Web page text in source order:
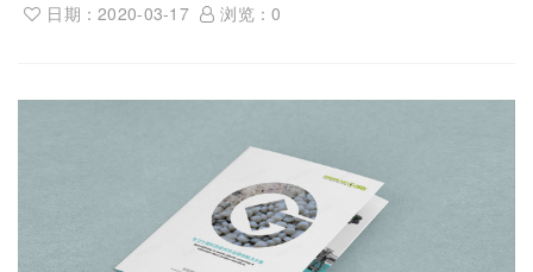
日期：2020-03-17
浏览：0